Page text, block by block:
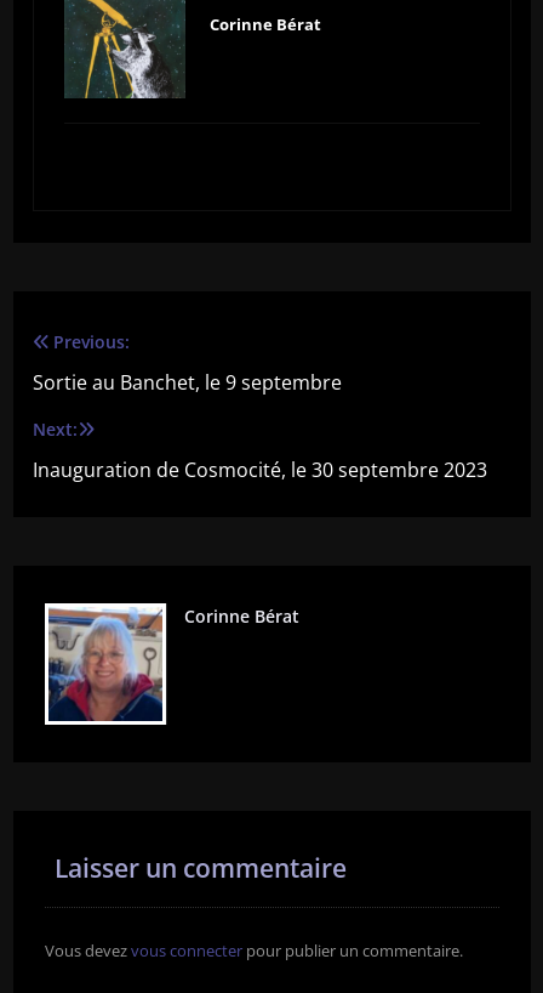
Corinne Bérat
Navigation
de
l’article
Previous:
Sortie au Banchet, le 9 septembre
Next:
Inauguration de Cosmocité, le 30 septembre 2023
Corinne Bérat
Laisser un commentaire
Vous devezvous connecterpour publier un commentaire.